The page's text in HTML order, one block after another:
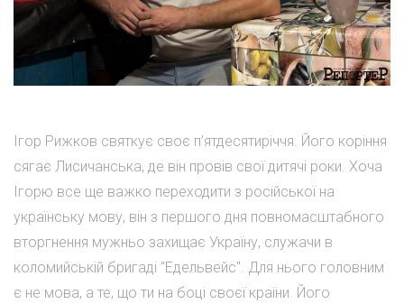
Ігор Рижков святкує своє п’ятдесятиріччя. Його коріння
сягає Лисичанська, де він провів свої дитячі роки. Хоча
Ігорю все ще важко переходити з російської на
українську мову, він з першого дня повномасштабного
вторгнення мужньо захищає Україну, служачи в
коломийській бригаді "Едельвейс". Для нього головним
є не мова, а те, що ти на боці своєї країни. Його